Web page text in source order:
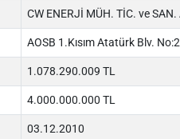
CW ENERJİ MÜH. TİC. ve SAN.
AOSB 1.Kısım Atatürk Blv.
1.078.290.009 TL
4.000.000.000 TL
03.12.2010